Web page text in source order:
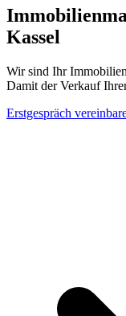
Kassel
Wir sind Ihr
Damit der Verkauf
Erstgespräch